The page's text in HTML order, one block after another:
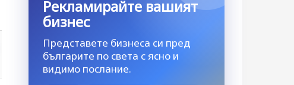
Рекламирайте вашият
бизнес
Представете бизнеса си пред
българите по света с ясно и
видимо послание.